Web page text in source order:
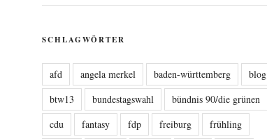
SCHLAGWÖRTER
afd angela merkel baden-württemberg
blog
btw13
bundestagswahl
bündnis 90/die grünen
cdu
fantasy fdp freiburg
frühling